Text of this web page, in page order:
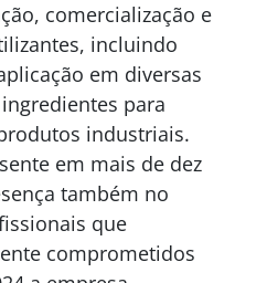
comercialização e
incluindo
em diversas
para
industriais.
em mais de dez
também no
que
comprometidos